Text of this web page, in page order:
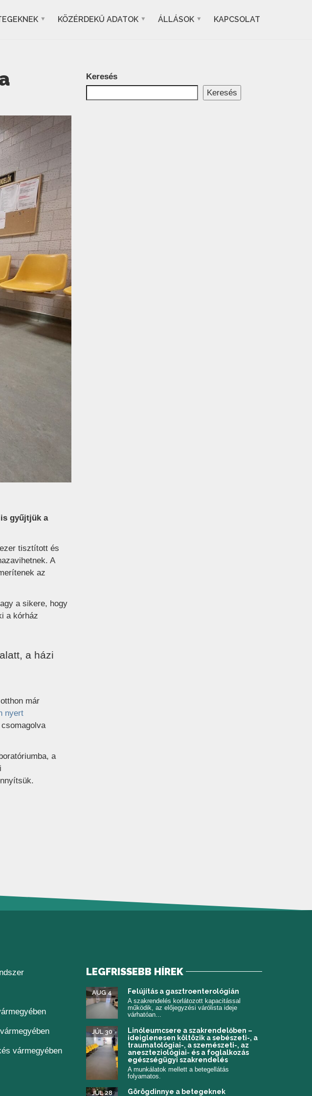
KÖZÉRDEKŰ ADATOK ÁLLÁSOK KAPCSOLAT
gyűjtjük a
tisztított és
A
az
a sikere, hogy
a kórház
a házi
már
nyert
a
Keresés
Keresés
(új ablakban nyílik meg)
vármegyében
LEGFRISSEBB HÍREK
Felújítás a gasztroenterológián
AUG 4
A szakrendelés korlátozott kapacitással
működik, az előjegyzési várólista ideje
várhatóan...
Linóleumcsere a szakrendelőben –
ideiglenesen költözik a sebészeti-, a
traumatológiai-, a szemészeti-, az
aneszteziológiai- és a foglalkozás
egészségügyi szakrendelés
JÚL 30
A munkálatok mellett a betegellátás
folyamatos.
Görögdinnye a betegeknek
JÚL 28